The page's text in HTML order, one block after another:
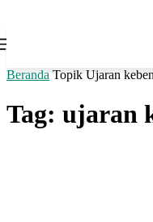
Beranda Topik Ujaran
Tag: ujaran